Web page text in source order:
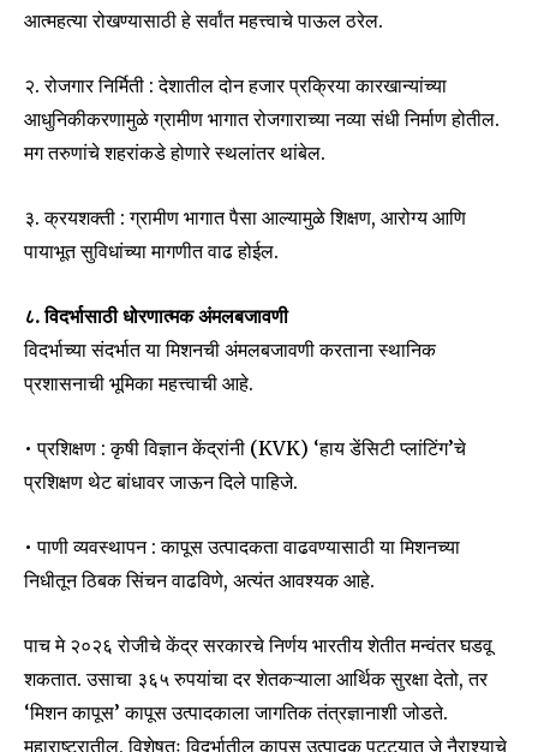
आत्महत्या रोखण्यासाठी हे सर्वांत महत्त्वाचे पाऊल ठरेल.
२. रोजगार निर्मिती : देशातील दोन हजार प्रक्रिया कारखान्यांच्या
आधुनिकीकरणामुळे ग्रामीण भागात रोजगाराच्या नव्या संधी निर्माण होतील.
मग तरुणांचे शहरांकडे होणारे स्थलांतर थांबेल.
३. क्रयशक्ती : ग्रामीण भागात पैसा आल्यामुळे शिक्षण, आरोग्य आणि
पायाभूत सुविधांच्या मागणीत वाढ होईल.
८. विदर्भासाठी धोरणात्मक अंमलबजावणी
विदर्भाच्या संदर्भात या मिशनची अंमलबजावणी करताना स्थानिक
प्रशासनाची भूमिका महत्त्वाची आहे.
• प्रशिक्षण : कृषी विज्ञान केंद्रांनी (KVK) ‘हाय डेंसिटी प्लांटिंग’चे
प्रशिक्षण थेट बांधावर जाऊन दिले पाहिजे.
• पाणी व्यवस्थापन : कापूस उत्पादकता वाढवण्यासाठी या मिशनच्या
निधीतून ठिबक सिंचन वाढविणे, अत्यंत आवश्यक आहे.
पाच मे २०२६ रोजीचे केंद्र सरकारचे निर्णय भारतीय शेतीत मन्वंतर घडवू
शकतात. उसाचा ३६५ रुपयांचा दर शेतकऱ्याला आर्थिक सुरक्षा देतो, तर
‘मिशन कापूस’ कापूस उत्पादकाला जागतिक तंत्रज्ञानाशी जोडते.
महाराष्ट्रातील, विशेषतः विदर्भातील कापूस उत्पादक पट्ट्यात जे नैराश्याचे